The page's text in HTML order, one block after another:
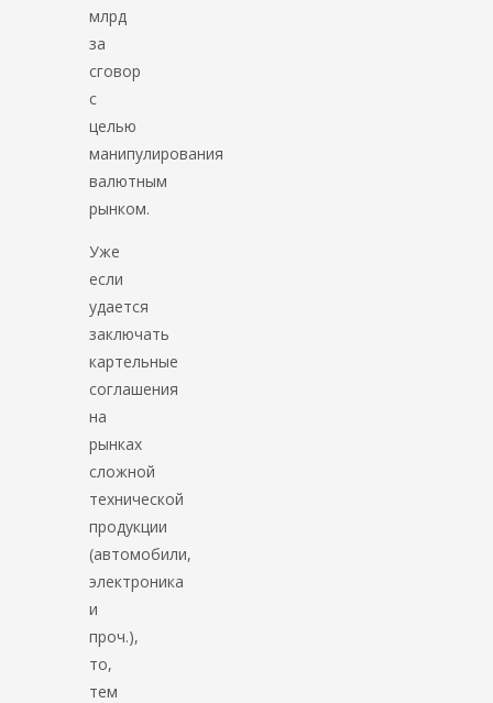
млрд
за
сговор
с
целью
манипулирования
валютным
рынком.
Уже
если
удается
заключать
картельные
соглашения
на
рынках
сложной
технической
продукции
(автомобили,
электроника
и
проч.),
то,
тем